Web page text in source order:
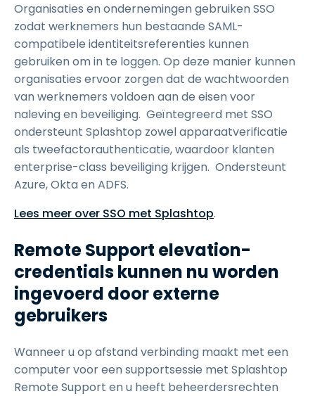
Organisaties en ondernemingen gebruiken SSO
zodat werknemers hun bestaande SAML-
compatibele identiteitsreferenties kunnen
gebruiken om in te loggen. Op deze manier kunnen
organisaties ervoor zorgen dat de wachtwoorden
van werknemers voldoen aan de eisen voor
naleving en beveiliging. Geïntegreerd met SSO
ondersteunt Splashtop zowel apparaatverificatie
als tweefactorauthenticatie, waardoor klanten
enterprise-class beveiliging krijgen. Ondersteunt
Azure, Okta en ADFS.
Lees meer over SSO met Splashtop.
Remote Support elevation-
credentialskunnen nu worden
ingevoerd door externe
gebruikers
Wanneer u op afstand verbinding maakt met een
computer voor een supportsessie met Splashtop
Remote Support en u heeft beheerdersrechten